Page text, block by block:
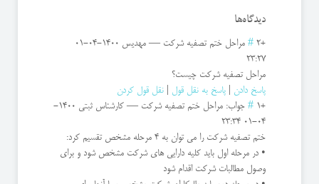
دیدگاه‌ها
+2
# مراحل ختم تصفیه شرکت — مهدیس
1400-04-01
23:27
مراحل تصفیه شرکت چیست؟
پاسخ دادن
پاسخ به نقل قول
نقل قول کردن
+1
# جواب: مراحل ختم تصفیه شرکت — کارشناس ثبتی
1400-
04-01 23:34
ختم تصفیه شرکت را می توان به 4 مرحله مشخص تقسیم کرد:
• در مرحله اول باید کلیه دارایی های شرکت مشخص شود و برای
وصول مطالبات شرکت اقدام شود